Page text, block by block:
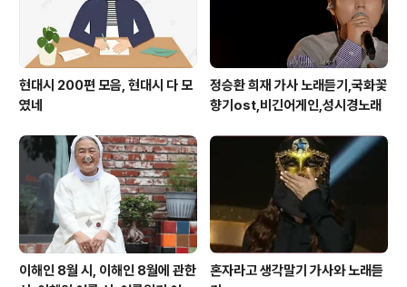
관,신장에 좋..
현대시 200편 모음, 현대시 다 모
였네
정승환 희재 가사 노래듣기,국화꽃
향기ost,비긴어게인,성시경노래
이해인 8월 시, 이해인 8월에 관한
혼자라고 생각말기 가사와 노래듣